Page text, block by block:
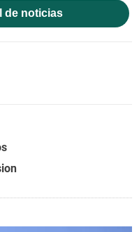
de noticias